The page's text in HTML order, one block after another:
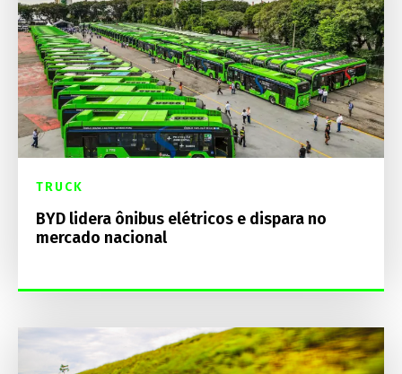
TRUCK
BYD lidera ônibus elétricos e dispara no
mercado nacional